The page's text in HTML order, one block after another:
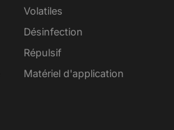
Volatiles
Désinfection
Répulsif
Matériel d'application